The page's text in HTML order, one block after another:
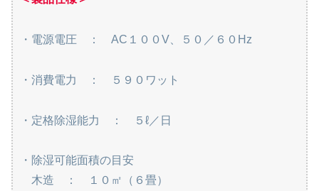
・電源電圧 ： AC１００V、５０／６０Hz
・消費電力 ： ５９０ワット
・定格除湿能力 ： ５ℓ／日
・除湿可能面積の目安
木造 ： １０㎡（６畳）